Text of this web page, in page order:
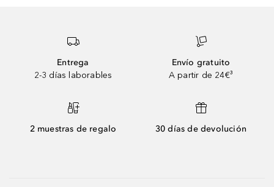
Entrega
2-3 días laborables
Envío gratuito
A partir de 24€³
2 muestras de regalo 30 días de devolución